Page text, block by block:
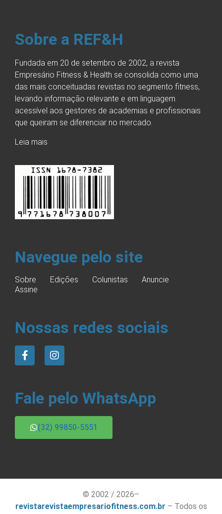
Sobre a REF&H
Fundada em 20 de setembro de 2002, a revista
Empresário Fitness & Health se consolida como uma
das mais conceituadas revistas no segmento fitness,
levando informação relevante e em linguagem
acessível aos gestores de academias e profissionais
que queiram se diferenciar no mercado.
Leia mais
Navegue pelo site
Sobre Edições Colunistas
Anuncie
Assine
Nossas redes sociais
Fale pelo WhatsApp
(32) 99850-5551
© 2002 / 2026–
revistarevistaempresariofitness.com.br – Todos os